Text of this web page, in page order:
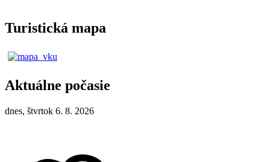
Turistická mapa
Aktuálne počasie
dnes, štvrtok 6. 8. 2026